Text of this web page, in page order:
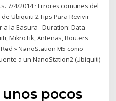
7/4/2014 · Errores comunes del
Ubiquiti 2 Tips Para Revivir
a la Basura - Duration: Data
MikroTik, Antenas, Routers
» NanoStation M5 como
a un NanoStation2 (Ubiquiti)
pocos